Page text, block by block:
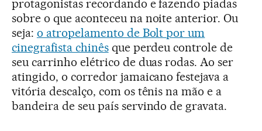
protagonistas recordando e fazendo piadas
sobre o que aconteceu na noite anterior. Ou
seja: o atropelamento de Bolt por um
cinegrafista chinêsque perdeu controle de
seu carrinho elétrico de duas rodas. Ao ser
atingido, o corredor jamaicano festejava a
vitória descalço, com os tênis na mão e a
bandeira de seu país servindo de gravata.